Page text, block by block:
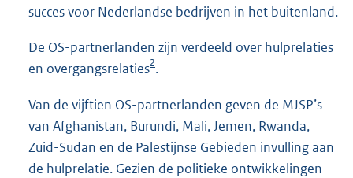
succes voor Nederlandse bedrijven in het buitenland.
De OS-partnerlanden zijn verdeeld over hulprelaties
en overgangsrelaties2.
Van de vijftien OS-partnerlanden geven de MJSP’s
van Afghanistan, Burundi, Mali, Jemen, Rwanda,
Zuid-Sudan en de Palestijnse Gebieden invulling aan
de hulprelatie. Gezien de politieke ontwikkelingen